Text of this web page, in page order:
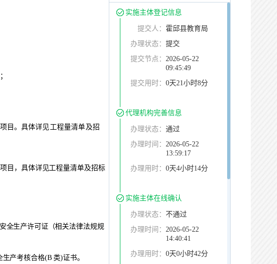
；
目。 具体详见工程量清单及招
项目，具体详见工程量清单及招标
全生产许可证（相关法律法规规
生产考核合格(B 类)证书。
实施主体登记信息
提交人： 霍邱县教育局
办理状态： 提交
提交节点： 2026-05-22
09:45:49
提交用时： 0天21小时8分
代理机构完善信息
办理状态： 通过
办理时间： 2026-05-22
13:59:17
办理用时： 0天4小时14分
实施主体在线确认
办理状态： 不通过
办理时间： 2026-05-22
14:40:41
办理用时： 0天0小时42分